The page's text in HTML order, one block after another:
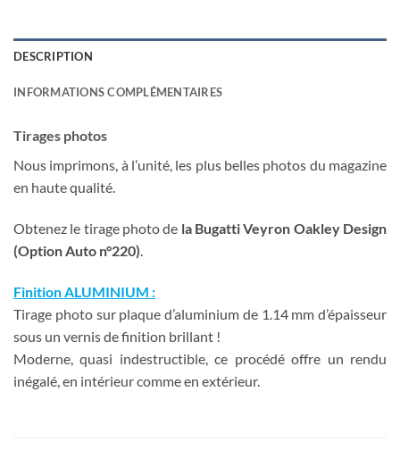
DESCRIPTION
INFORMATIONS COMPLÉMENTAIRES
Tirages photos
Nous imprimons, à l’unité, les plus belles photos du magazine
en haute qualité.
Obtenez le tirage photo de la Bugatti Veyron Oakley Design
(Option Auto n°220).
Finition ALUMINIUM :
Tirage photo sur plaque d’aluminium de 1.14 mm d’épaisseur
sous un vernis de finition brillant !
Moderne, quasi indestructible, ce procédé offre un rendu
inégalé, en intérieur comme en extérieur.